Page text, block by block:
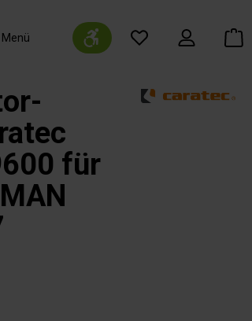
Navigation Werkzeugleiste anzeigen
für